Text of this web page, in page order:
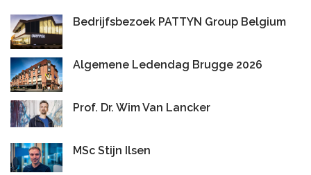
Bedrijfsbezoek PATTYN Group Belgium
Algemene Ledendag Brugge 2026
Prof. Dr. Wim Van Lancker
MSc Stijn Ilsen